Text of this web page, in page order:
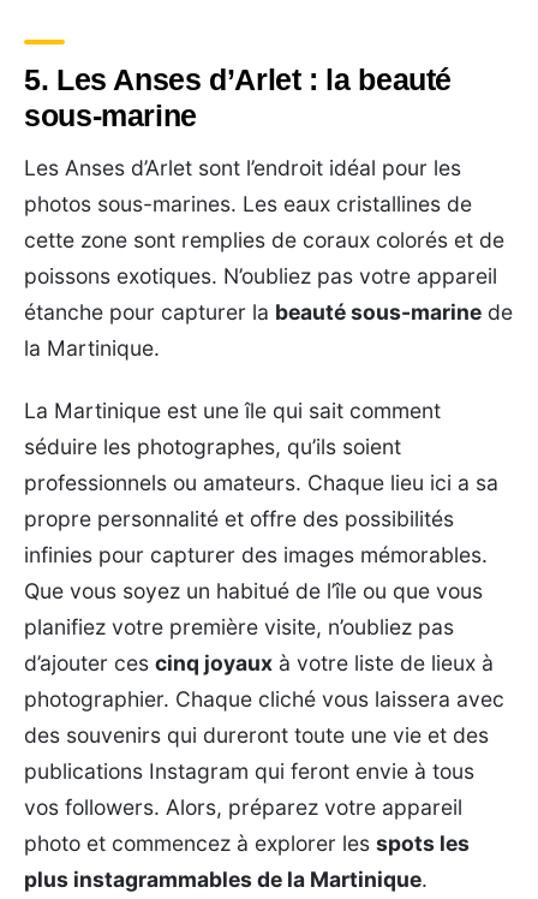
5. Les Anses d’Arlet : la beauté
sous-marine
Les Anses d’Arlet sont l’endroit idéal pour les
photos sous-marines. Les eaux cristallines de
cette zone sont remplies de coraux colorés et de
poissons exotiques. N’oubliez pas votre appareil
étanche pour capturer la beauté sous-marine de
la Martinique.
La Martinique est une île qui sait comment
séduire les photographes, qu’ils soient
professionnels ou amateurs. Chaque lieu ici a sa
propre personnalité et offre des possibilités
infinies pour capturer des images mémorables.
Que vous soyez un habitué de l’île ou que vous
planifiez votre première visite, n’oubliez pas
d’ajouter ces cinq joyaux à votre liste de lieux à
photographier. Chaque cliché vous laissera avec
des souvenirs qui dureront toute une vie et des
publications Instagram qui feront envie à tous
vos followers. Alors, préparez votre appareil
photo et commencez à explorer les spots les
plus instagrammables de la Martinique.